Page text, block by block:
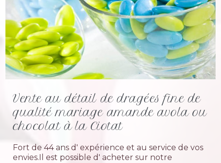
Vente au détail de dragées fine de
qualité mariage amande avola ou
chocolat à la Ciotat
Fort de 44 ans d' expérience et au service de vos
envies.Il est possible d' acheter sur notre